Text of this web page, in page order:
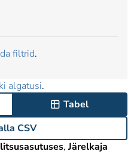
filtrid.
algatusi.
Tabel
CSV
Järelkaja